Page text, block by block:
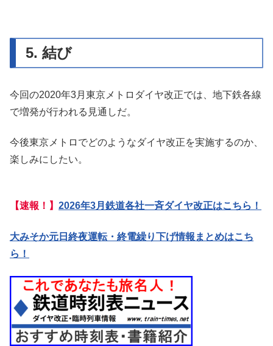
5. 結び
今回の2020年3月東京メトロダイヤ改正では、地下鉄各線
で増発が行われる見通しだ。
今後東京メトロでどのようなダイヤ改正を実施するのか、
楽しみにしたい。
【速報！】 2026年3月鉄道各社一斉ダイヤ改正はこちら！
大みそか元日終夜運転・終電繰り下げ情報まとめはこち
ら！